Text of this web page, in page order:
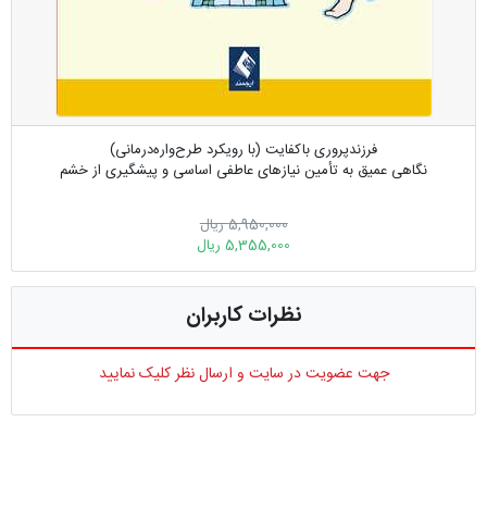
فرزندپروری باکفایت (با رویکرد طرح‌واره‌درمانی)
نگاهی عمیق به تأمین نیازهای عاطفی اساسی و پیشگیری از خشم
5,950,000 ریال
5,355,000 ریال
نظرات کاربران
جهت عضویت در سایت و ارسال نظر کلیک نمایید